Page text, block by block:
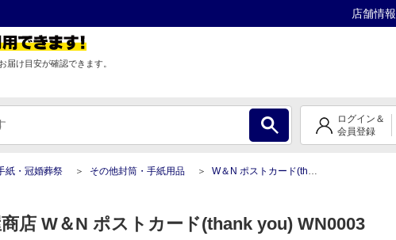
店舗情報
届け目安が確認できます。
ログイン＆
会員登録
紙・冠婚葬祭 その他封筒・手紙用品 W＆N ポストカード(thank you)
店 W＆N ポストカード(thank you) WN0003